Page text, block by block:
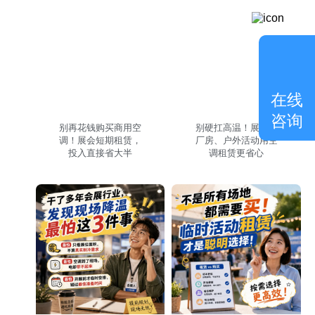
别再花钱购买商用空
调！展会短期租赁，
投入直接省大半
别硬扛高温！展会、
厂房、户外活动用空
调租赁更省心
在线
咨询